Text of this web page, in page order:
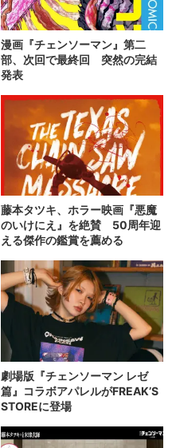
漫画『チェンソーマン』第二
部、次回で最終回 突然の完結
発表
藤本タツキ、ホラー映画『悪魔
のいけにえ』を絶賛 50周年迎
える傑作の鑑賞を薦める
劇場版『チェンソーマン レゼ
篇』コラボアパレルがFREAK’S
STOREに登場